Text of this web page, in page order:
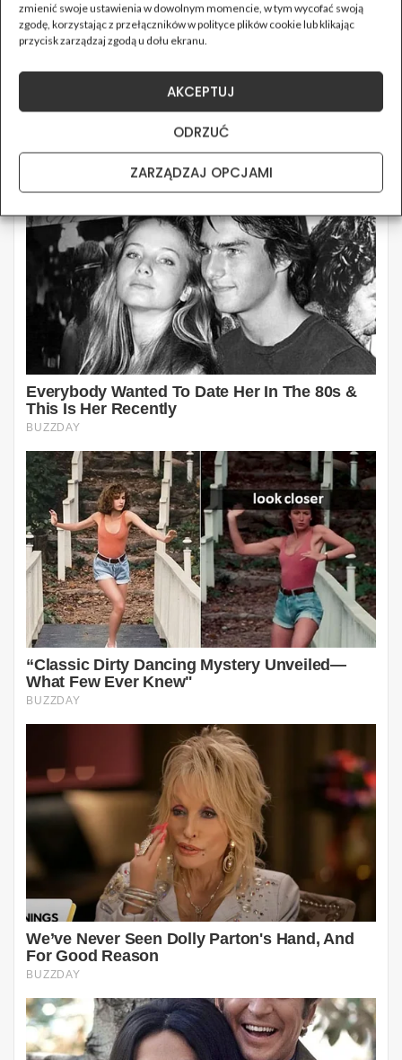
zmienić swoje ustawienia w dowolnym momencie, w tym wycofać swoją
zgodę, korzystając z przełączników w polityce plików cookie lub klikając
przycisk zarządzaj zgodą u dołu ekranu.
AKCEPTUJ
ODRZUĆ
ZARZĄDZAJ OPCJAMI